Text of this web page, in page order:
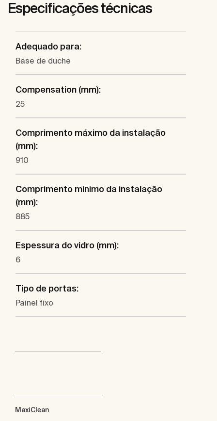
Especificações técnicas
Adequado para:
Base de duche
Compensation (mm):
25
Comprimento máximo da instalação
(mm):
910
Comprimento mínimo da instalação
(mm):
885
Espessura do vidro (mm):
6
Tipo de portas:
Painel fixo
MaxiClean